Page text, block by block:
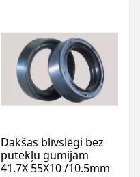
Dakšas blīvslēgi bez
putekļu gumijām
41.7X 55X10 /10.5mm